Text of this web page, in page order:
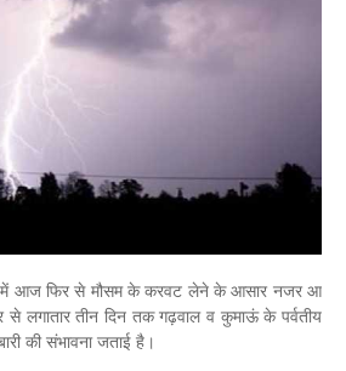
में आज फिर से मौसम के करवट लेने के आसार नजर आ
से लगातार तीन दिन तक गढ़वाल व कुमाऊं के पर्वतीय
की संभावना जताई है।